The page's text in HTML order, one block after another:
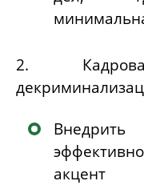
2.
Внедрить
акцент